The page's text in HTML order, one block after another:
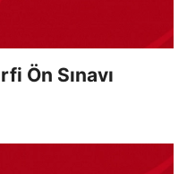
Ön Sınavı